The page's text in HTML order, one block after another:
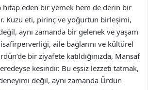
hitap eden bir yemek hem de derin bir
Kuzu eti, pirinç ve yoğurtun birleşimi,
aynı zamanda bir gelenek ve yaşam
aile bağlarını ve kültürel
bir ziyafete katıldığınızda, Mansaf
kesindir. Bu eşsiz lezzeti tatmak,
değil, aynı zamanda Ürdün